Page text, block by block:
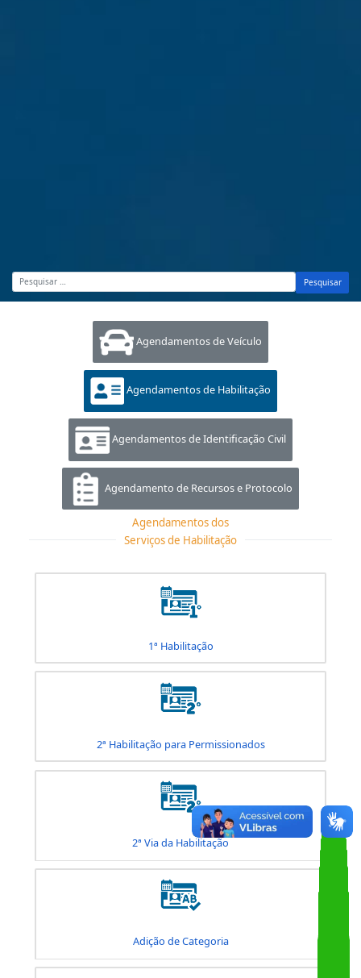
Pesquisar
Agendamentos de Veículo
Agendamentos de Habilitação
Agendamentos de Identificação Civil
Agendamentos dos
Serviços de Habilitação
1ª Habilitação
2ª Habilitação para Permissionados